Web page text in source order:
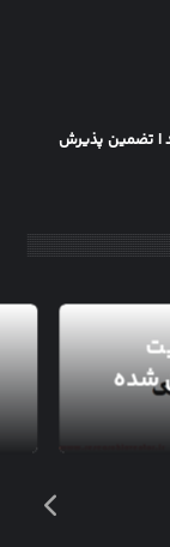
| تضمین پذیرش
شده